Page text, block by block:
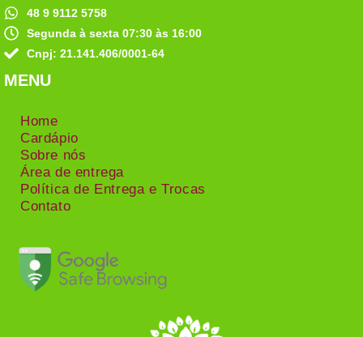
48 9 9112 5758
Segunda à sexta 07:30 às 16:00
Cnpj: 21.141.406/0001-64
MENU
Home
Cardápio
Sobre nós
Área de entrega
Política de Entrega e Trocas
Contato